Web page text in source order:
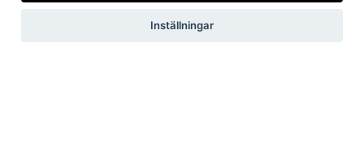
Inställningar